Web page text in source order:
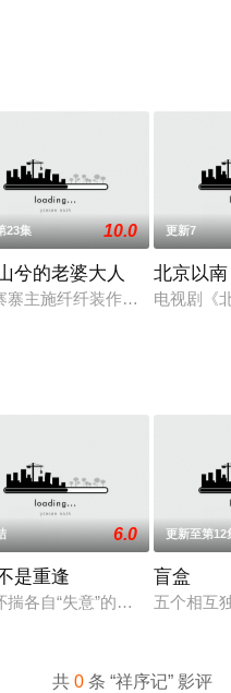
上天堂电影网，更多相
死我最好的朋友》改编。苟
23集 10.0
兮的老婆大人
寨主施纤纤装作卖身葬父，拦
更新7
北京以南
电视剧《
连载漫画《吾凰在上》。现
6.0
是重逢
揣各自“失意”的年轻人，在沿
更新至第12
盲盒
五个相互
共0 条 “祥序记” 影评